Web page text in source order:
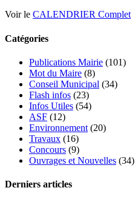
Voir le CALENDRIER Complet
Catégories
Publications Mairie (101)
Mot du Maire (8)
Conseil Municipal (34)
Flash infos (23)
Infos Utiles (54)
ASF (12)
Environnement (20)
Travaux (16)
Concours (9)
Ouvrages et Nouvelles (34)
Derniers articles